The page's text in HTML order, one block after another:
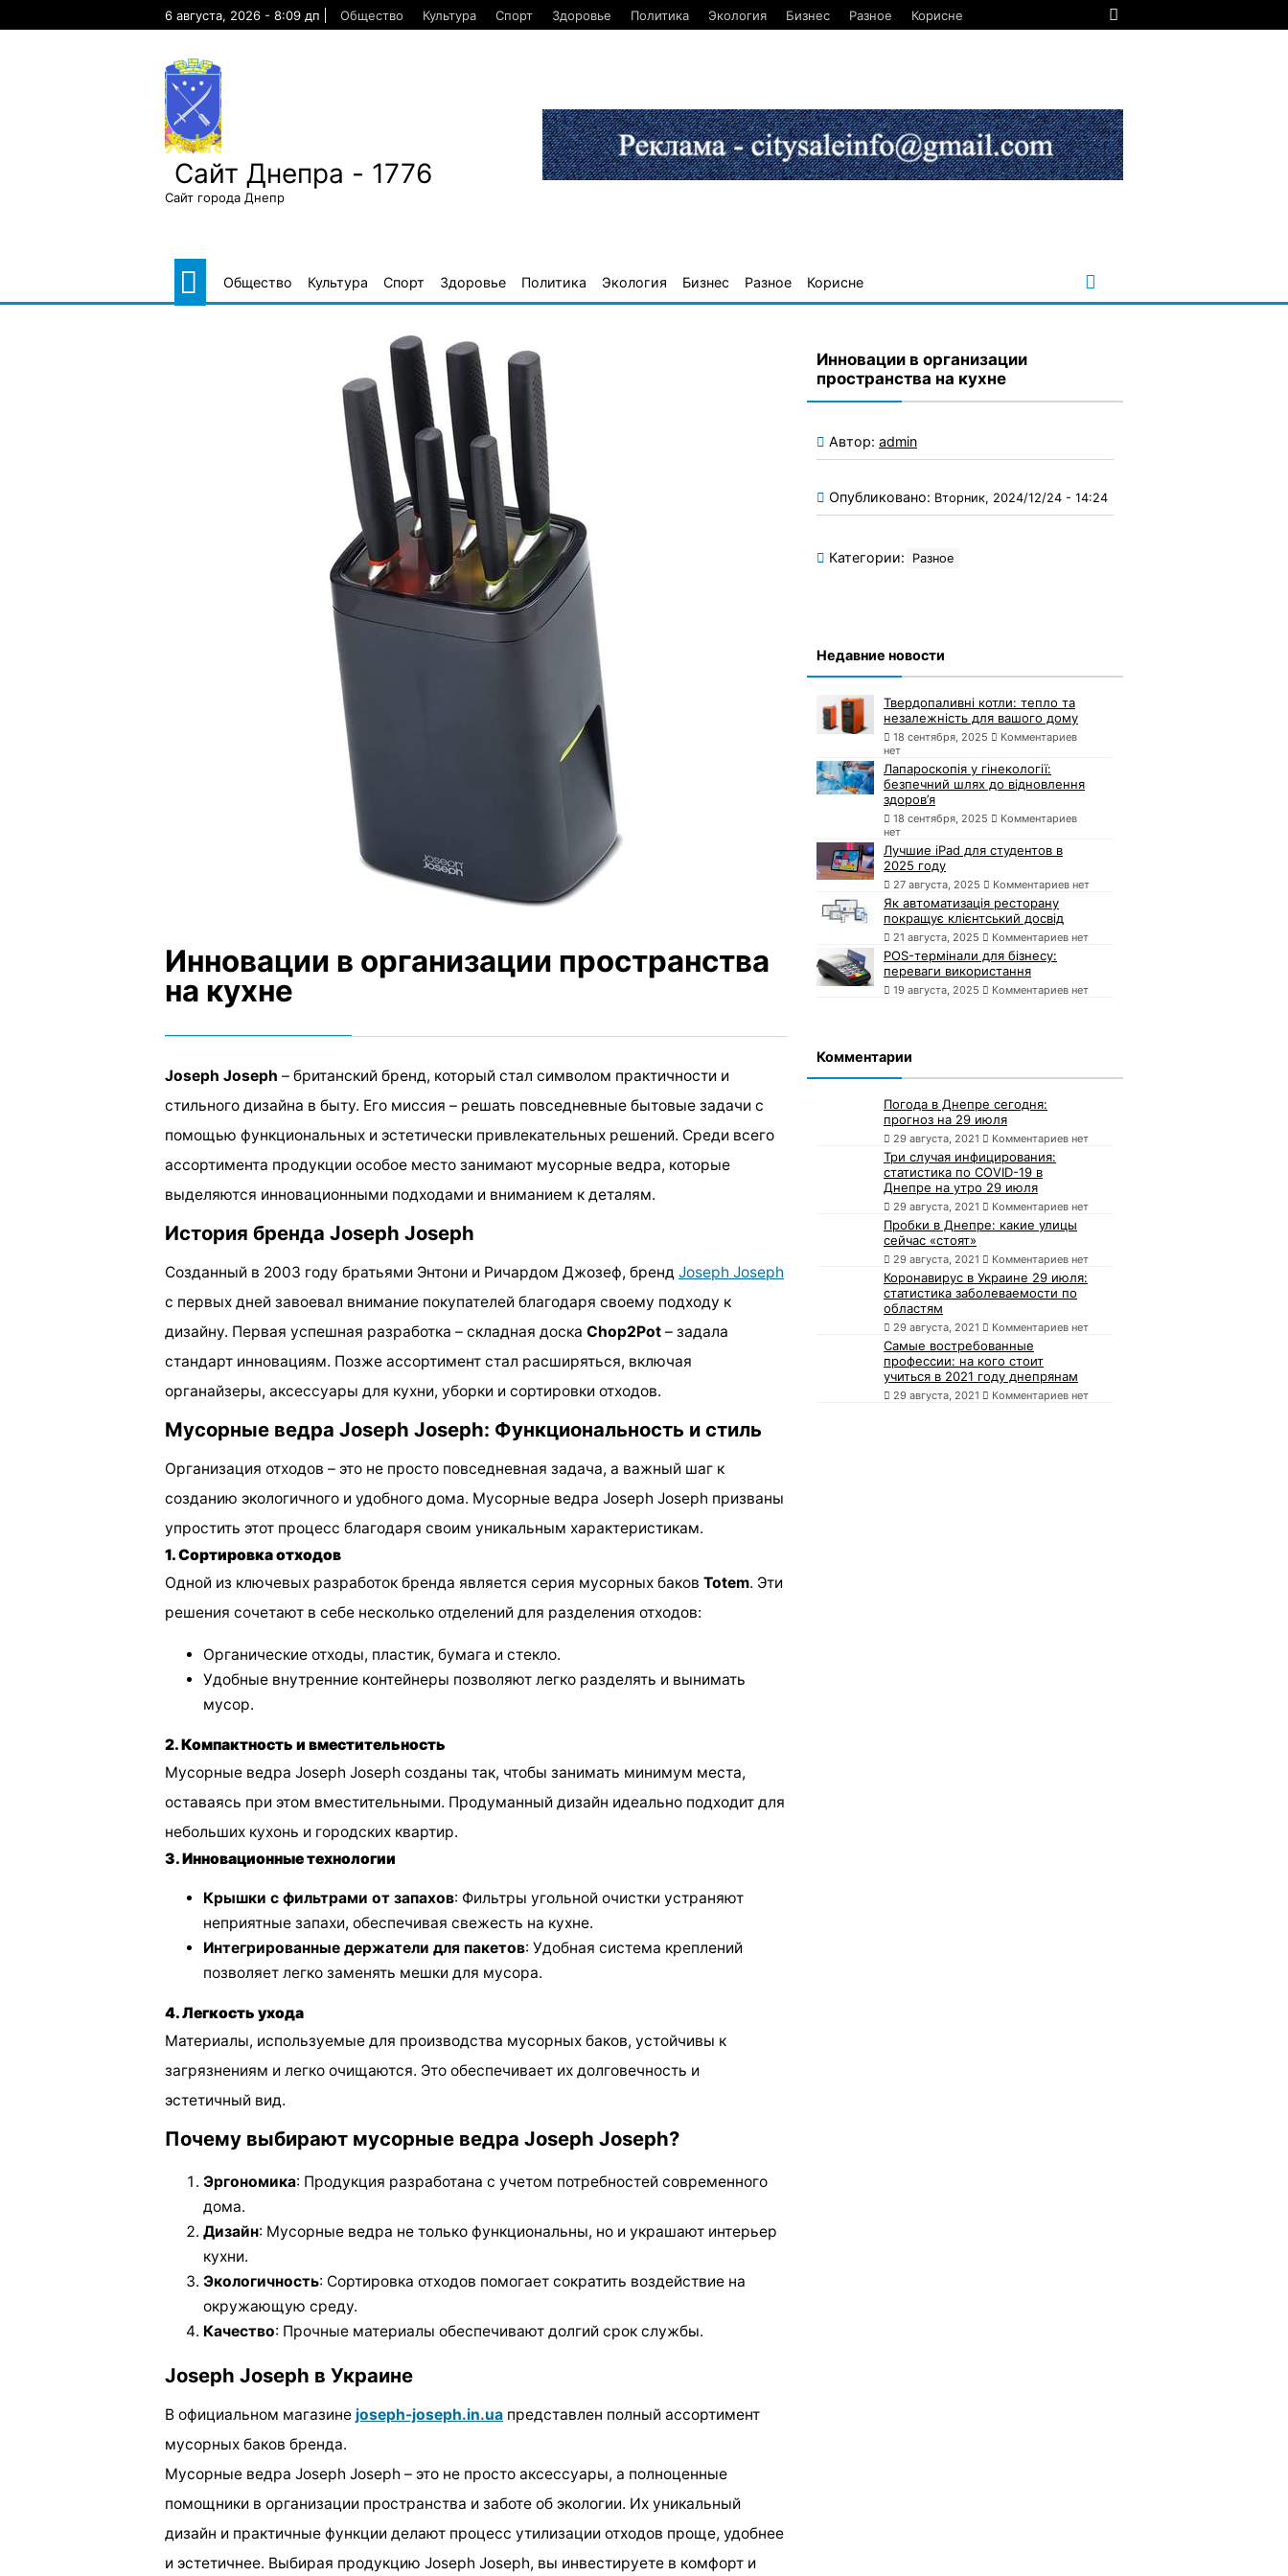
6 августа, 2026 - 8:09 дп Общество Культура Спорт Здоровье Политика Экология Бизнес Разное Корисне
Сайт Днепра - 1776
Сайт города Днепр
Общество Культура Спорт Здоровье Политика Экология Бизнес Разное Корисне
Инновации в организации пространства
на кухне
Joseph Joseph – британский бренд, который стал символом практичности и
стильного дизайна в быту. Его миссия – решать повседневные бытовые задачи с
помощью функциональных и эстетически привлекательных решений. Среди всего
ассортимента продукции особое место занимают мусорные ведра, которые
выделяются инновационными подходами и вниманием к деталям.
История бренда Joseph Joseph
Созданный в 2003 году братьями Энтони и Ричардом Джозеф, бренд Joseph Joseph
с первых дней завоевал внимание покупателей благодаря своему подходу к
дизайну. Первая успешная разработка – складная доска Chop2Pot – задала
стандарт инновациям. Позже ассортимент стал расширяться, включая
органайзеры, аксессуары для кухни, уборки и сортировки отходов.
Мусорные ведра Joseph Joseph: Функциональность и стиль
Организация отходов – это не просто повседневная задача, а важный шаг к
созданию экологичного и удобного дома. Мусорные ведра Joseph Joseph призваны
упростить этот процесс благодаря своим уникальным характеристикам.
1. Сортировка отходов
Одной из ключевых разработок бренда является серия мусорных баков Totem. Эти
решения сочетают в себе несколько отделений для разделения отходов:
Органические отходы, пластик, бумага и стекло.
Удобные внутренние контейнеры позволяют легко разделять и вынимать
мусор.
2. Компактность и вместительность
Мусорные ведра Joseph Joseph созданы так, чтобы занимать минимум места,
оставаясь при этом вместительными. Продуманный дизайн идеально подходит для
небольших кухонь и городских квартир.
3. Инновационные технологии
Крышки с фильтрами от запахов: Фильтры угольной очистки устраняют
неприятные запахи, обеспечивая свежесть на кухне.
Интегрированные держатели для пакетов: Удобная система креплений
позволяет легко заменять мешки для мусора.
4. Легкость ухода
Материалы, используемые для производства мусорных баков, устойчивы к
загрязнениям и легко очищаются. Это обеспечивает их долговечность и
эстетичный вид.
Почему выбирают мусорные ведра Joseph Joseph?
Эргономика: Продукция разработана с учетом потребностей современного
дома.
Дизайн: Мусорные ведра не только функциональны, но и украшают интерьер
кухни.
Экологичность: Сортировка отходов помогает сократить воздействие на
окружающую среду.
Качество: Прочные материалы обеспечивают долгий срок службы.
Joseph Joseph в Украине
В официальном магазине joseph-joseph.in.ua представлен полный ассортимент
мусорных баков бренда.
Мусорные ведра Joseph Joseph – это не просто аксессуары, а полноценные
помощники в организации пространства и заботе об экологии. Их уникальный
дизайн и практичные функции делают процесс утилизации отходов проще, удобнее
и эстетичнее. Выбирая продукцию Joseph Joseph, вы инвестируете в комфорт и
Инновации в организации
пространства на кухне
Автор: admin
Опубликовано: Вторник, 2024/12/24 - 14:24
Категории: Разное
Недавние новости
Твердопаливні котли: тепло та
незалежність для вашого дому
18 сентября, 2025
Комментариев
нет
Лапароскопія у гінекології:
безпечний шлях до відновлення
здоров’я
18 сентября, 2025
Комментариев
нет
Лучшие iPad для студентов в
2025 году
27 августа, 2025 Комментариев нет
Як автоматизація ресторану
покращує клієнтський досвід
21 августа, 2025 Комментариев нет
POS-термінали для бізнесу:
переваги використання
19 августа, 2025 Комментариев нет
Комментарии
Погода в Днепре сегодня:
прогноз на 29 июля
29 августа, 2021 Комментариев нет
Три случая инфицирования:
статистика по COVID-19 в
Днепре на утро 29 июля
29 августа, 2021 Комментариев нет
Пробки в Днепре: какие улицы
сейчас «стоят»
29 августа, 2021 Комментариев нет
Коронавирус в Украине 29 июля:
статистика заболеваемости по
областям
29 августа, 2021 Комментариев нет
Самые востребованные
профессии: на кого стоит
учиться в 2021 году днепрянам
29 августа, 2021 Комментариев нет